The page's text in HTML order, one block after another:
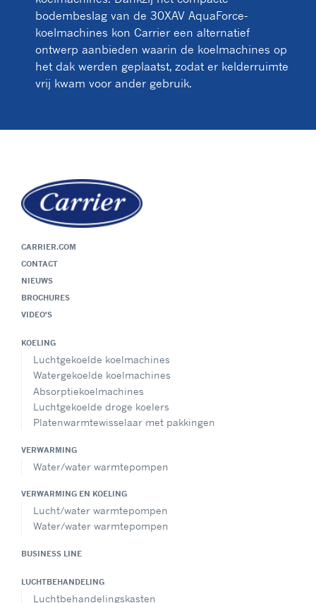
bodembeslag van de 30XAV AquaForce-
koelmachines kon Carrier een alternatief
ontwerp aanbieden waarin de koelmachines op
het dak werden geplaatst, zodat er kelderruimte
vrij kwam voor ander gebruik.
CARRIER.COM
CONTACT
NIEUWS
BROCHURES
VIDEO'S
KOELING
Luchtgekoelde koelmachines
Watergekoelde koelmachines
Absorptiekoelmachines
Luchtgekoelde droge koelers
Platenwarmtewisselaar met pakkingen
VERWARMING
Water/water warmtepompen
VERWARMING EN KOELING
Lucht/water warmtepompen
Water/water warmtepompen
BUSINESS LINE
LUCHTBEHANDELING
Luchtbehandelingskasten